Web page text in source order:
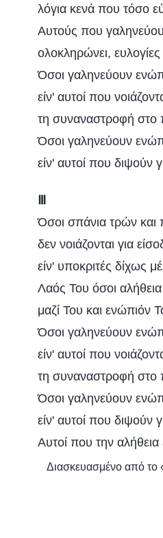
λόγια κενά που τόσο
Αυτούς που
ολοκληρώνει, ευλογίες
Όσοι γαληνεύουν
είν' αυτοί που
τη συναναστροφή στο
Όσοι γαληνεύουν
είν' αυτοί που διψούν
Όσοι σπάνια τρών και
δεν νοιάζονται για
είν' υποκριτές δίχως
Λαός Του όσοι
μαζί Του και ενώπιόν
Όσοι γαληνεύουν
είν' αυτοί που
τη συναναστροφή στο
Όσοι γαληνεύουν
είν' αυτοί που διψούν
Αυτοί που την αλήθεια
Διασκευασμένο από το